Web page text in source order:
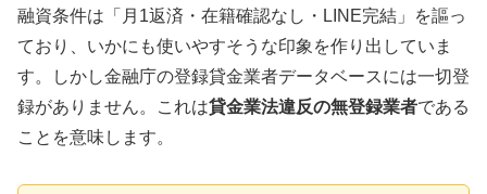
融資条件は「月1返済・在籍確認なし・LINE完結」を謳っ
ており、いかにも使いやすそうな印象を作り出していま
す。しかし金融庁の登録貸金業者データベースには一切登
録がありません。これは貸金業法違反の無登録業者である
ことを意味します。